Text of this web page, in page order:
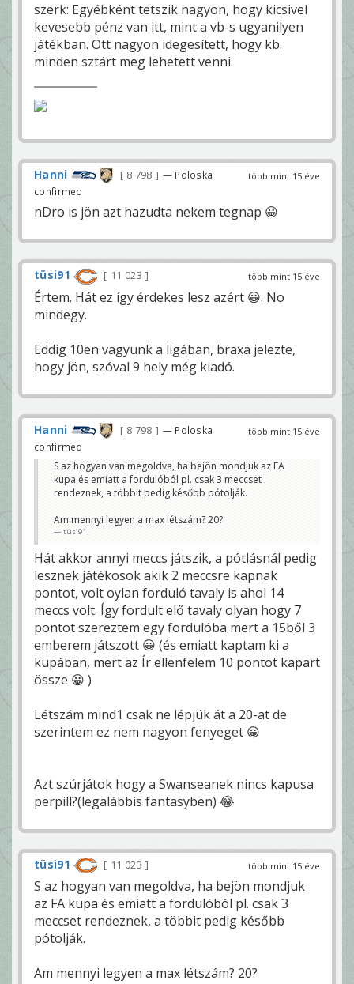
szerk: Egyébként tetszik nagyon, hogy kicsivel
kevesebb pénz van itt, mint a vb-s ugyanilyen
játékban. Ott nagyon idegesített, hogy kb.
minden sztárt meg lehetett venni.
több mint 15 éve
Hanni 8 798
— Poloska
confirmed
nDro is jön azt hazudta nekem tegnap 😀
több mint 15 éve
tüsi91 11 023
Értem. Hát ez így érdekes lesz azért 😀. No
mindegy.
Eddig 10en vagyunk a ligában, braxa jelezte,
hogy jön, szóval 9 hely még kiadó.
több mint 15 éve
Hanni 8 798
— Poloska
confirmed
S az hogyan van megoldva, ha bejön mondjuk az FA
kupa és emiatt a fordulóból pl. csak 3 meccset
rendeznek, a többit pedig később pótolják.
Am mennyi legyen a max létszám? 20?
tüsi91
Hát akkor annyi meccs játszik, a pótlásnál pedig
lesznek játékosok akik 2 meccsre kapnak
pontot, volt oylan forduló tavaly is ahol 14
meccs volt. Így fordult elő tavaly olyan hogy 7
pontot szereztem egy fordulóba mert a 15ből 3
emberem játszott 😀 (és emiatt kaptam ki a
kupában, mert az Ír ellenfelem 10 pontot kapart
össze 😀 )
Létszám mind1 csak ne lépjük át a 20-at de
szerintem ez nem nagyon fenyeget 😀
Azt szúrjátok hogy a Swanseanek nincs kapusa
perpill?(legalábbis fantasyben) 😂
több mint 15 éve
tüsi91 11 023
S az hogyan van megoldva, ha bejön mondjuk
az FA kupa és emiatt a fordulóból pl. csak 3
meccset rendeznek, a többit pedig később
pótolják.
Am mennyi legyen a max létszám? 20?